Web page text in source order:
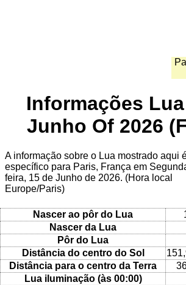
Informações
Junho Of 2026
A informação sobre o Lua mostrado aqui
específico para Paris, França em
feira, 15 de Junho de 2026. (Hora local
Europe/Paris)
Nascer ao pôr do Lua
Nascer da Lua
Pôr do Lua
Distância do centro do Sol
Distância para o centro da Terra
Lua iluminação (às 00:00)